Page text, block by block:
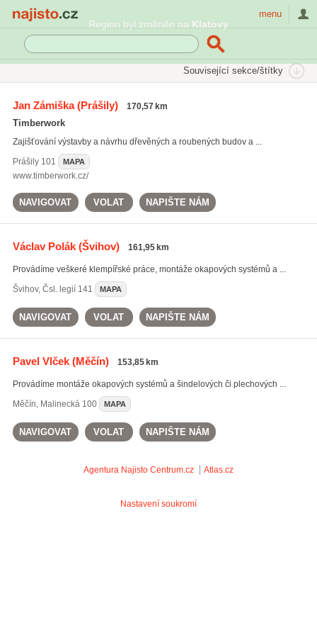
Region byl změněn na Klatovy
menu
Související sekce/štítky
okapy(122)
klempířské práce(2474)
Jan Zámiška(Prášily) 170,57 km
Timberwork
Zajišťování výstavby a návrhu dřevěných a roubených budov a ...
Prášily101 MAPA
www.timberwork.cz/
NAVIGOVAT VOLAT NAPIŠTE NÁM
Václav Polák(Švihov) 161,95 km
Provádíme veškeré klempířské práce, montáže okapových systémů a ...
Švihov, Čsl. legií 141 MAPA
NAVIGOVAT VOLAT NAPIŠTE NÁM
Pavel Vlček(Měčín) 153,85 km
Provádíme montáže okapových systémů a šindelových či plechových ...
Měčín, Malinecká 100 MAPA
NAVIGOVAT VOLAT NAPIŠTE NÁM
Agentura Najisto Centrum.cz Atlas.cz
Nastavení soukromí